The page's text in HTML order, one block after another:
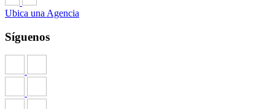
Ubica una Agencia
Síguenos